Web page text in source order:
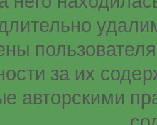
за их
авторскими